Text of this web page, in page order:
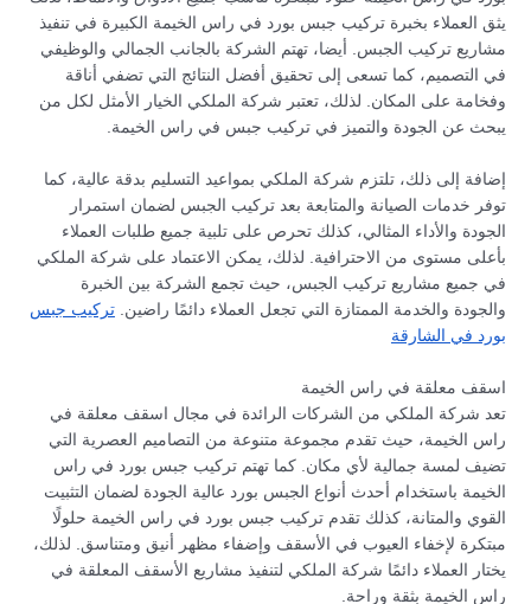
يثق العملاء بخبرة تركيب جبس بورد في راس الخيمة الكبيرة في تنفيذ
مشاريع تركيب الجبس. أيضا، تهتم الشركة بالجانب الجمالي والوظيفي
في التصميم، كما تسعى إلى تحقيق أفضل النتائج التي تضفي أناقة
وفخامة على المكان. لذلك، تعتبر شركة الملكي الخيار الأمثل لكل من
يبحث عن الجودة والتميز في تركيب جبس في راس الخيمة.
إضافة إلى ذلك، تلتزم شركة الملكي بمواعيد التسليم بدقة عالية، كما
توفر خدمات الصيانة والمتابعة بعد تركيب الجبس لضمان استمرار
الجودة والأداء المثالي، كذلك تحرص على تلبية جميع طلبات العملاء
بأعلى مستوى من الاحترافية. لذلك، يمكن الاعتماد على شركة الملكي
في جميع مشاريع تركيب الجبس، حيث تجمع الشركة بين الخبرة
والجودة والخدمة الممتازة التي تجعل العملاء دائمًا راضين.تركيب جبس
بورد في الشارقة
اسقف معلقة في راس الخيمة
تعد شركة الملكي من الشركات الرائدة في مجال اسقف معلقة في
راس الخيمة، حيث تقدم مجموعة متنوعة من التصاميم العصرية التي
تضيف لمسة جمالية لأي مكان. كما تهتم تركيب جبس بورد في راس
الخيمة باستخدام أحدث أنواع الجبس بورد عالية الجودة لضمان التثبيت
القوي والمتانة، كذلك تقدم تركيب جبس بورد في راس الخيمة حلولًا
مبتكرة لإخفاء العيوب في الأسقف وإضفاء مظهر أنيق ومتناسق. لذلك،
يختار العملاء دائمًا شركة الملكي لتنفيذ مشاريع الأسقف المعلقة في
راس الخيمة بثقة وراحة.